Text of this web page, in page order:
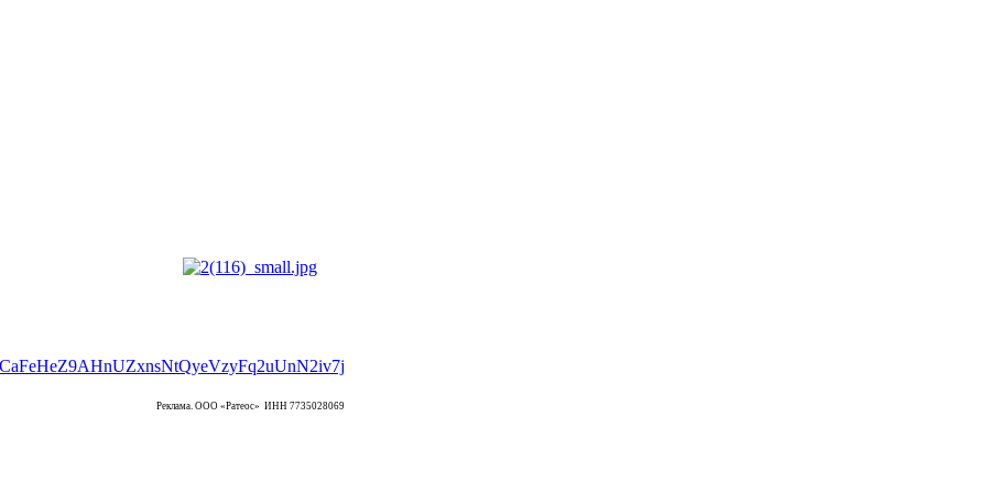
Реклама. ООО «Ратеос» ИНН 7735028069